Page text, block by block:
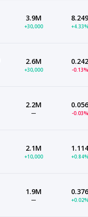
3.9M
+30,000
8.249
2.6M
+30,000
0.242
-0.13%
2.2M
—
0.056
-0.03%
2.1M
+10,000
1.114
1.9M
—
0.376